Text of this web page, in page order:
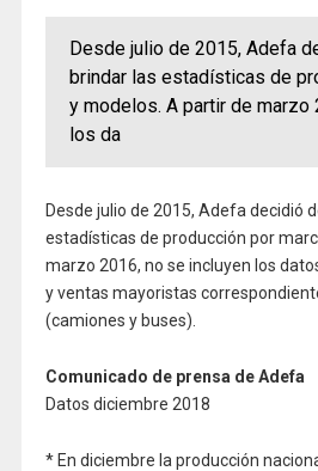
Desde julio de 2015, Adefa
brindar las estadísticas de
y modelos. A partir de marzo
los da
Desde julio de 2015, Adefa decidió
estadísticas de producción por
marzo 2016, no se incluyen los
y ventas mayoristas
(camiones y buses).
Comunicado de prensa de Adefa
Datos diciembre 2018
* En diciembre la producción